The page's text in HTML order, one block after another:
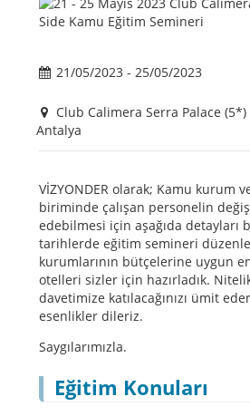
21/05/2023 - 25/05/2023
Club Calimera Serra Palace
Antalya
VİZYONDER olarak; Kamu kurum
biriminde çalışan personelin
edebilmesi için aşağıda detayları
tarihlerde eğitim semineri
kurumlarının bütçelerine uygun
otelleri sizler için hazırladık.
davetimize katılacağınızı ümit
esenlikler dileriz.
Saygılarımızla.
Eğitim Konuları